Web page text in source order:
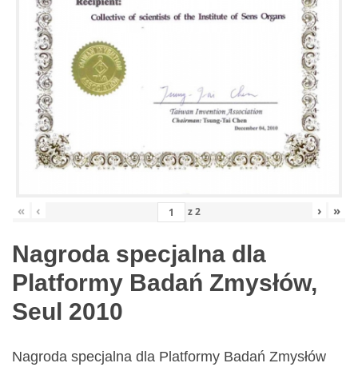
« ‹ z2 › »
Nagroda specjalna dla
Platformy Badań Zmysłów,
Seul 2010
Nagroda specjalna dla Platformy Badań Zmysłów